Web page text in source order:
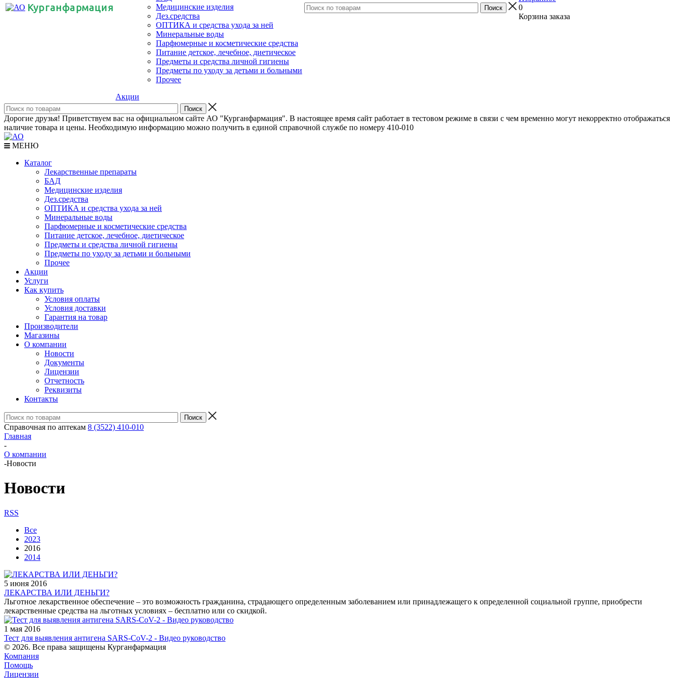
Курганфармация
Медицинские изделия
Дез.средства
ОПТИКА и средства ухода за ней
Минеральные воды
Парфюмерные и косметические средства
Питание детское, лечебное, диетическое
Предметы и средства личной гигиены
Предметы по уходу за детьми и больными
Прочее
Акции
0
Корзина заказа
Дорогие друзья! Приветствуем вас на официальном сайте АО "Курганфармация". В настоящее время сайт работает в тестовом режиме в связи с чем временно могут некорректно отображаться
наличие товара и цены. Необходимую информацию можно получить в единой справочной службе по номеру 410-010
МЕНЮ
Каталог
Лекарственные препараты
БАД
Медицинские изделия
Дез.средства
ОПТИКА и средства ухода за ней
Минеральные воды
Парфюмерные и косметические средства
Питание детское, лечебное, диетическое
Предметы и средства личной гигиены
Предметы по уходу за детьми и больными
Прочее
Акции
Услуги
Как купить
Условия оплаты
Условия доставки
Гарантия на товар
Производители
Магазины
О компании
Новости
Документы
Лицензии
Отчетность
Реквизиты
Контакты
Справочная по аптекам 8 (3522) 410-010
Главная
-
О компании
-Новости
Новости
RSS
Все
2023
2016
2014
5 июня 2016
ЛЕКАРСТВА ИЛИ ДЕНЬГИ?
Льготное лекарственное обеспечение – это возможность гражданина, страдающего определенным заболеванием или принадлежащего к определенной социальной группе, приобрести
лекарственные средства на льготных условиях – бесплатно или со скидкой.
1 мая 2016
Тест для выявления антигена SARS-CoV-2 - Видео руководство
© 2026. Все права защищены Курганфармация
Компания
Помощь
Лицензии